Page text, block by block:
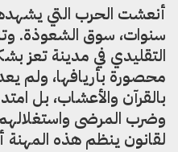
سنوات، سوق الشعوذة.
التقليدي في مدينة تعز
محصورة بأريافها، ولم
بالقرآن والأعشاب، بل
وضرب المرضى
لقانون ينظم هذه المهنة